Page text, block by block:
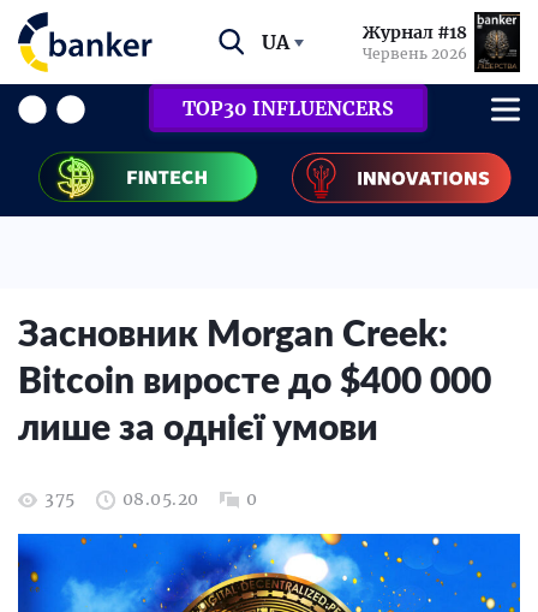
UA Журнал #18
Червень 2026
TOP30 INFLUENCERS
Засновник Morgan Creek:
Bitcoin виросте до $400 000
лише за однієї умови
375 08.05.20 0